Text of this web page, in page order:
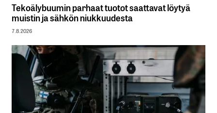
Tekoälybuumin parhaat tuotot saattavat löytyä
muistin ja sähkön niukkuudesta
7.8.2026